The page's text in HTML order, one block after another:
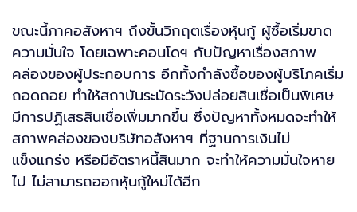
ขณะนี้ภาคอสังหาฯ ถึงขั้นวิกฤตเรื่องหุ้นกู้ ผู้ซื้อเริ่มขาด
ความมั่นใจ โดยเฉพาะคอนโดฯ กับปัญหาเรื่องสภาพ
คล่องของผู้ประกอบการ อีกทั้งกำลังซื้อของผู้บริโภคเริ่ม
ถอดถอย ทำให้สถาบันระมัดระวังปล่อยสินเชื่อเป็นพิเศษ
มีการปฏิเสธสินเชื่อเพิ่มมากขึ้น ซึ่งปัญหาทั้งหมดจะทำให้
สภาพคล่องของบริษัทอสังหาฯ ที่ฐานการเงินไม่
แข็งแกร่ง หรือมีอัตราหนี้สินมาก จะทำให้ความมั่นใจหาย
ไป ไม่สามารถออกหุ้นกู้ใหม่ได้อีก